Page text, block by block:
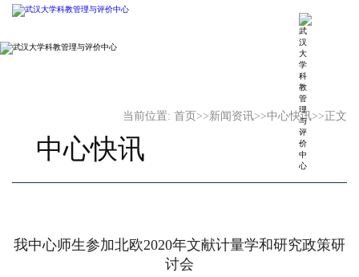
当前位置: 首页 >>新闻资讯>>中心快讯>> 正文
中心快讯
我中心师生参加北欧2020年文献计量学和研究政策研
讨会